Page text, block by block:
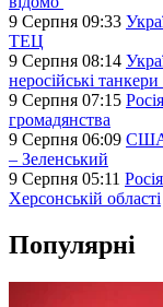
9 Серпня 09:33
ТЕЦ
9 Серпня 08:14
неросійські
9 Серпня 07:15
громадянства
9 Серпня 06:09 США
– Зеленський
9 Серпня 05:11
Херсонській області
Популярні